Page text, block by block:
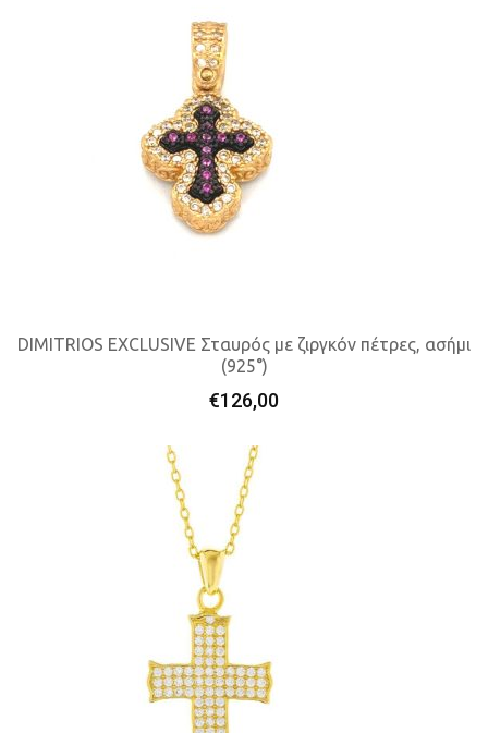
Προσθήκη Στο Καλάθι
DIMITRIOS EXCLUSIVE Σταυρός με ζιργκόν πέτρες, ασήμι
(925°)
€126,00